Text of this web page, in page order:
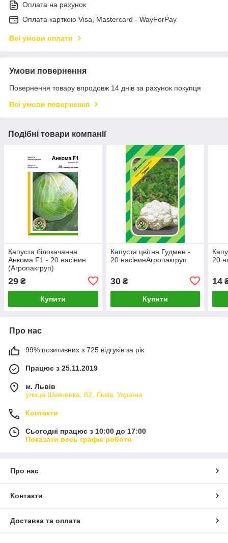
Оплата на рахунок
Оплата карткою Visa, Mastercard - WayForPay
Всі умови оплати
Умови повернення
Повернення товару впродовж 14 днів за рахунок покупця
Всі умови повернення
Подібні товари компанії
Капуста білокачанна
Анкома F1 - 20 насінин
(Агропакгруп)
29 ₴
Купити
Капуста цвітна Гудмен -
20 насінинАгропакгруп
30₴
Купити
20
14
Про нас
99% позитивних з 725 відгуків за рік
Працює з 25.11.2019
м. Львів
улица Шевченка, 82, Львів, Україна
Контакти
Сьогодні працює з 10:00 до 17:00
Показати весь графік роботи
Про нас
Контакти
Доставка та оплата